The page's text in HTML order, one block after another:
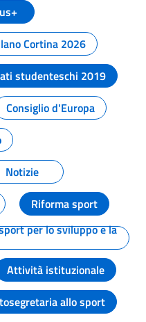
Cortina 2026
studenteschi 2019
Consiglio d'Europa
Notizie
Riforma sport
per lo sviluppo e la
Attività istituzionale
allo sport